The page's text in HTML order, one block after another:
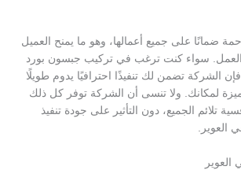
ضمانًا على جميع أعمالها، وهو ما يمنح العميل
العمل. سواء كنت ترغب في تركيب جبسون بورد
الشركة تضمن لك تنفيذًا احترافيًا يدوم طويلًا
لمكانك. ولا تنسى أن الشركة توفر كل ذلك
تلائم الجميع، دون التأثير على جودة تنفيذ
العوير.